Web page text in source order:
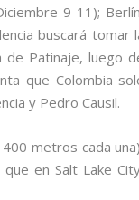
9-11);
buscará tomar
de Patinaje, luego
que Colombia
y Pedro Causil.
metros cada
en Salt Lake